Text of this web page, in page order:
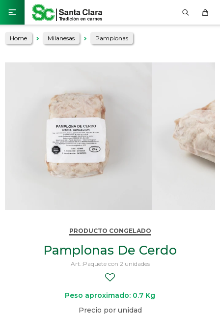

Home Milanesas Pamplonas
PRODUCTO CONGELADO
Pamplonas De Cerdo
Paquete con 2 unidades
Peso aproximado: 0.7 Kg